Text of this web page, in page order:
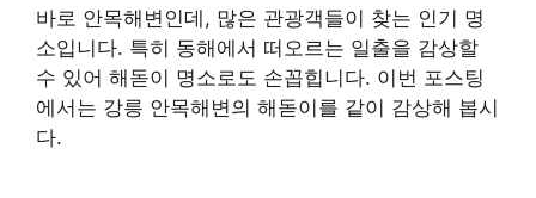
바로 안목해변인데, 많은 관광객들이 찾는 인기 명
소입니다. 특히 동해에서 떠오르는 일출을 감상할
수 있어 해돋이 명소로도 손꼽힙니다. 이번 포스팅
에서는 강릉 안목해변의 해돋이를 같이 감상해 봅시
다.